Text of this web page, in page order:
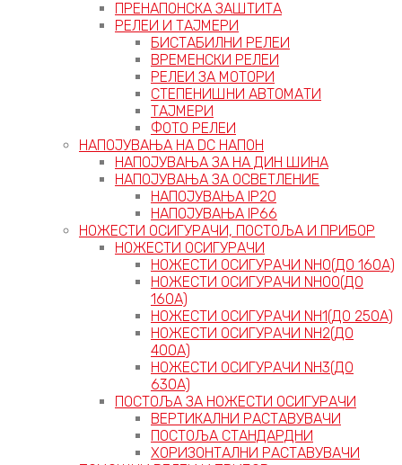
ПРЕНАПОНСКА ЗАШТИТА
РЕЛЕИ И ТАЈМЕРИ
БИСТАБИЛНИ РЕЛЕИ
ВРЕМЕНСКИ РЕЛЕИ
РЕЛЕИ ЗА МОТОРИ
СТЕПЕНИШНИ АВТОМАТИ
ТАЈМЕРИ
ФОТО РЕЛЕИ
НАПОЈУВАЊА НА DC НАПОН
НАПОЈУВАЊА ЗА НА ДИН ШИНА
НАПОЈУВАЊА ЗА ОСВЕТЛЕНИЕ
НАПОЈУВАЊА IP20
НАПОЈУВАЊА IP66
НОЖЕСТИ ОСИГУРАЧИ, ПОСТОЉА И ПРИБОР
НОЖЕСТИ ОСИГУРАЧИ
НОЖЕСТИ ОСИГУРАЧИ NH0(ДО 160А)
НОЖЕСТИ ОСИГУРАЧИ NH00(ДО
160А)
НОЖЕСТИ ОСИГУРАЧИ NH1(ДО 250А)
НОЖЕСТИ ОСИГУРАЧИ NH2(ДО
400А)
НОЖЕСТИ ОСИГУРАЧИ NH3(ДО
630А)
ПОСТОЉА ЗА НОЖЕСТИ ОСИГУРАЧИ
ВЕРТИКАЛНИ РАСТАВУВАЧИ
ПОСТОЉА СТАНДАРДНИ
ХОРИЗОНТАЛНИ РАСТАВУВАЧИ